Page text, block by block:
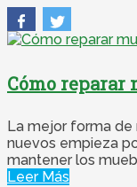
Cómo reparar
La mejor forma
nuevos empieza
mantener los
Leer Más